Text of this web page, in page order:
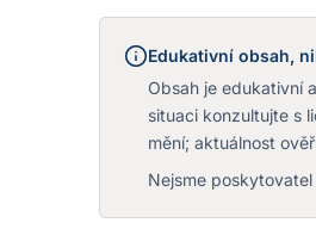
Edukativní obsah,
Obsah je edukativní
situaci konzultujte s
mění; aktuálnost
Nejsme